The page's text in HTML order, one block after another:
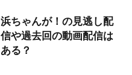
浜ちゃんが！の見逃し配
信や過去回の動画配信は
ある？